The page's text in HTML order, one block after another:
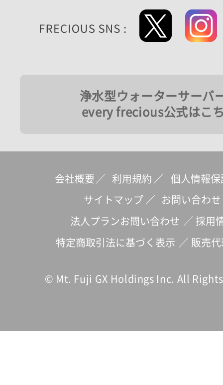
浄水型ウォーターサーバ
every frecious公式はこ
会社概要 ／ 利用規約 ／ 個人情報保
サイトマップ ／ お問い合わせ
法人プランお問い合わせ ／ 採用
特定商取引法に基づく表示 ／ 販売
© Mt. Fuji GX Holdings Inc. All